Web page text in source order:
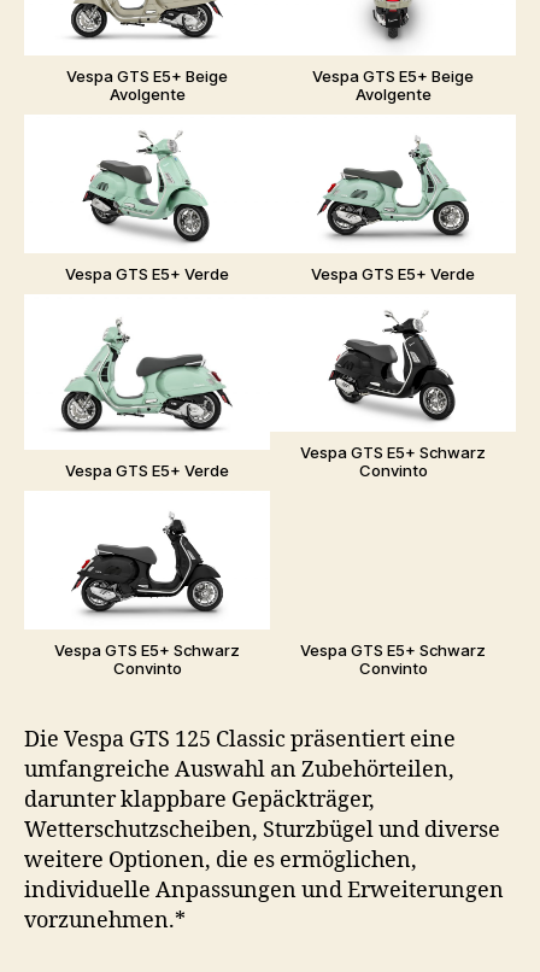
Vespa GTS E5+ Beige
Avolgente
Vespa GTS E5+ Beige
Avolgente
Vespa GTS E5+ Verde Vespa GTS E5+ Verde
Vespa GTS E5+ Verde
Vespa GTS E5+ Schwarz
Convinto
Vespa GTS E5+ Schwarz
Convinto
Vespa GTS E5+ Schwarz
Convinto
Die Vespa GTS 125 Classic präsentiert eine
umfangreiche Auswahl an Zubehörteilen,
darunter klappbare Gepäckträger,
Wetterschutzscheiben, Sturzbügel und diverse
weitere Optionen, die es ermöglichen,
individuelle Anpassungen und Erweiterungen
vorzunehmen.*